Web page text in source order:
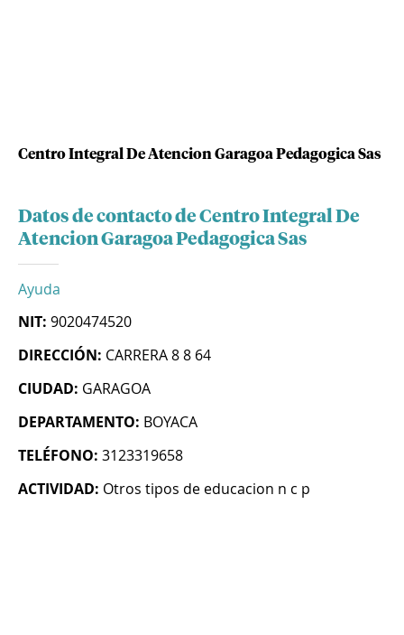
Centro Integral De Atencion Garagoa Pedagogica Sas
Datos de contacto de Centro Integral De
Atencion Garagoa Pedagogica Sas
Ayuda
NIT: 9020474520
DIRECCIÓN: CARRERA 8 8 64
CIUDAD: GARAGOA
DEPARTAMENTO: BOYACA
TELÉFONO: 3123319658
ACTIVIDAD: Otros tipos de educacion n c p